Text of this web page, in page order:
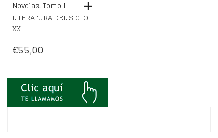
Novelas. Tomo I
LITERATURA DEL SIGLO
XX
€55,00